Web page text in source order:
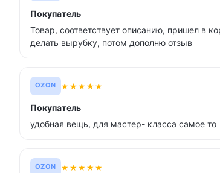
Покупатель
Товар, соответствует описанию, пришел в
делать вырубку, потом дополню отзыв
OZON ★★★★★
Покупатель
удобная вещь, для мастер- класса самое то
OZON ★★★★★